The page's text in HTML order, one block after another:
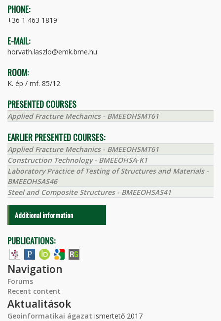
PHONE:
+36 1 463 1819
E-MAIL:
horvath.laszlo@emk.bme.hu
ROOM:
K. ép / mf. 85/12.
PRESENTED COURSES
Applied Fracture Mechanics - BMEEOHSMT61
EARLIER PRESENTED COURSES:
Applied Fracture Mechanics - BMEEOHSMT61
Construction Technology - BMEEOHSA-K1
Laboratory Practice of Testing of Structures and Materials -
BMEEOHSAS46
Steel and Composite Structures - BMEEOHSAS41
Additional information
PUBLICATIONS:
Navigation
Forums
Recent content
Aktualitások
Geoinformatikai ágazat ismertető 2017